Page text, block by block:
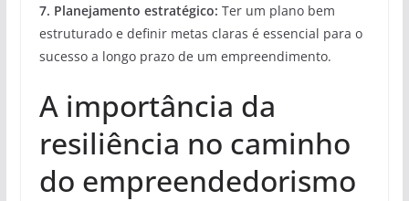
7. Planejamento estratégico: Ter um plano bem
estruturado e definir metas claras é essencial para o
sucesso a longo prazo de um empreendimento.
A importância da
resiliência no caminho
do empreendedorismo